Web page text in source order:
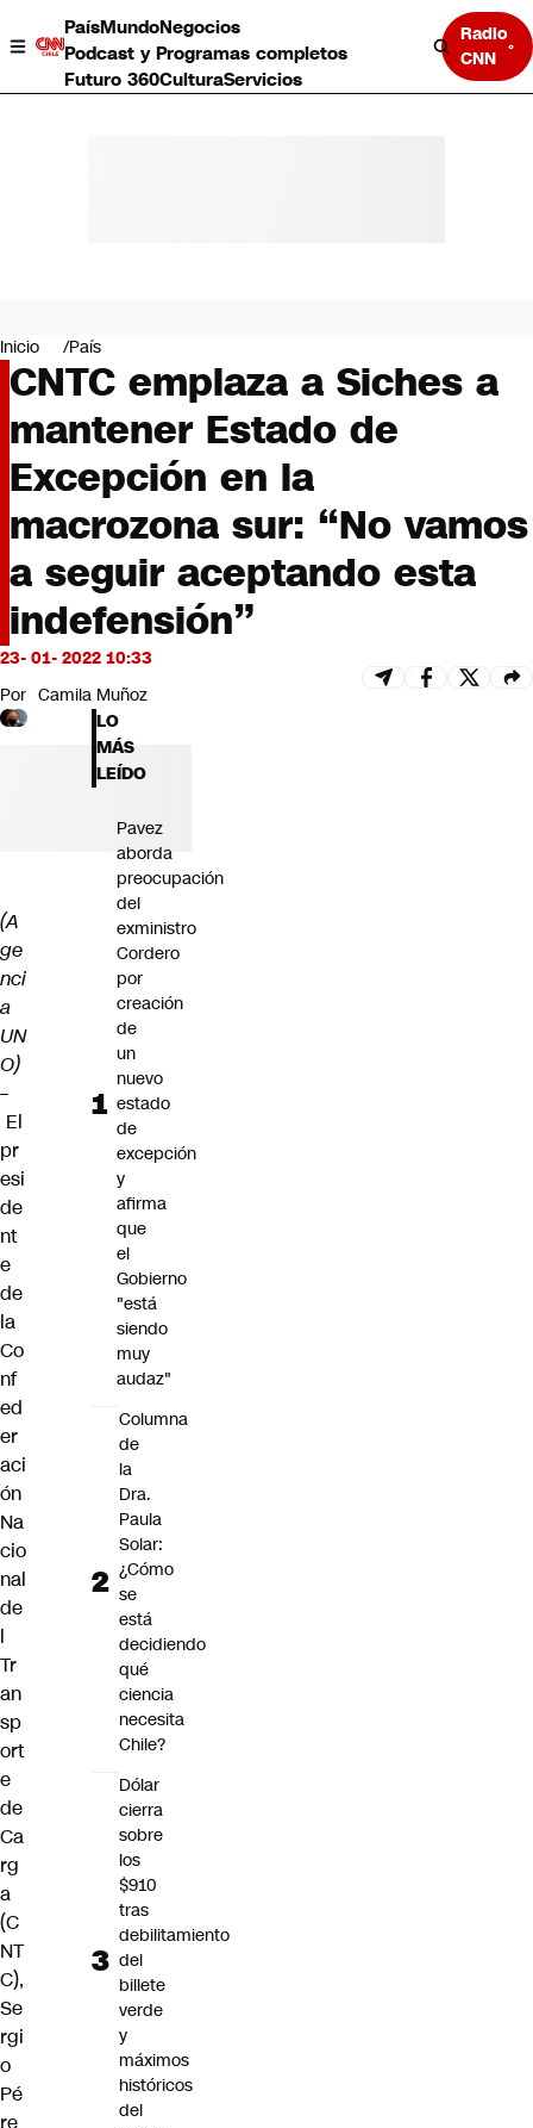
PaísMundoNegocios
Podcast y Programas completos
Futuro 360CulturaServicios
Radio
CNN
Negocios
Deportes
Programas completos
Cultura
Servicios
Bits
CNN Data
CNN tiempo
Opinión
Inicio País
CNTC emplaza a Siches a
mantener Estado de
Excepción en la
macrozona sur: “No vamos
a seguir aceptando esta
indefensión”
23- 01- 2022 10:33
Por Camila Muñoz
(A
ge
nci
a
UN
O)
–
El
pr
esi
de
nt
e
de
la
Co
nf
ed
er
aci
ón
Na
cio
nal
de
l
Tr
an
sp
ort
e
de
Ca
rg
a
(C
NT
C),
Se
rgi
o
Pé
LO
MÁS
LEÍDO
Pavez
aborda
preocupación
del
exministro
Cordero
por
creación
de
un
nuevo
estado
de
excepción
y
afirma
que
el
Gobierno
"está
siendo
muy
audaz"
Columna
de
la
Dra.
Paula
Solar:
¿Cómo
se
está
decidiendo
qué
ciencia
necesita
Chile?
Dólar
cierra
sobre
los
$910
tras
debilitamiento
del
billete
verde
y
máximos
históricos
del